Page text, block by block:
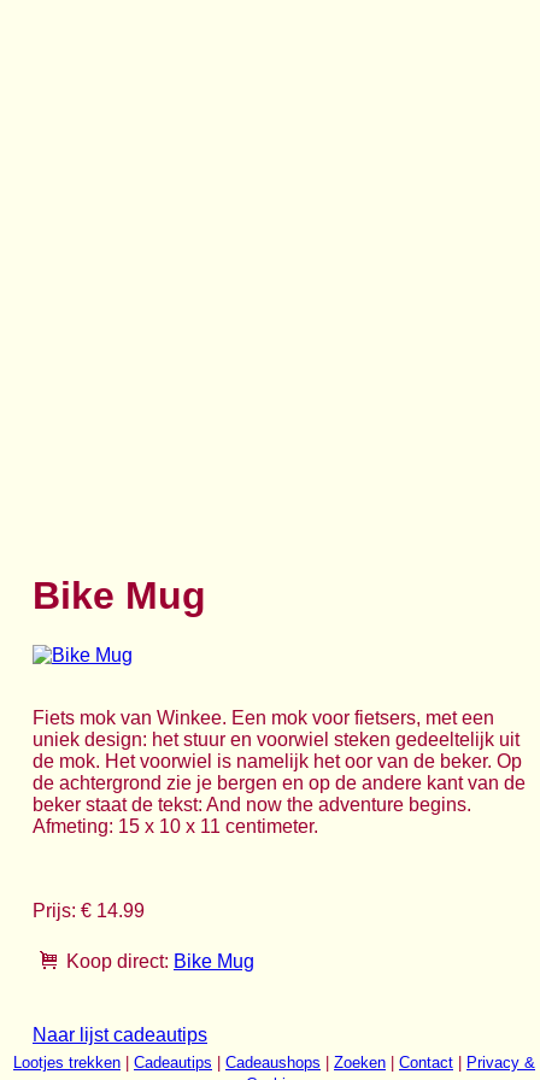
Bike Mug
Fiets mok van Winkee. Een mok voor fietsers, met een
uniek design: het stuur en voorwiel steken gedeeltelijk uit
de mok. Het voorwiel is namelijk het oor van de beker. Op
de achtergrond zie je bergen en op de andere kant van de
beker staat de tekst: And now the adventure begins.
Afmeting: 15 x 10 x 11 centimeter.
Prijs: € 14.99
Koop direct: Bike Mug
Naar lijst cadeautips
Lootjes trekken Cadeautips Cadeaushops Zoeken Contact
Privacy &